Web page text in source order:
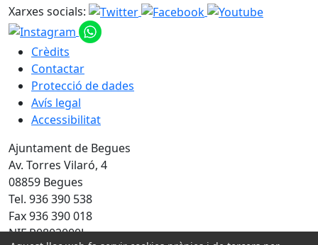
Xarxes socials:
Crèdits
Contactar
Protecció de dades
Avís legal
Accessibilitat
Ajuntament de Begues
Av. Torres Vilaró, 4
08859 Begues
Tel. 936 390 538
Fax 936 390 018
NIF P0802000J